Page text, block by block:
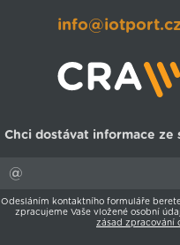
Chci dostávat informace ze
Odesláním kontaktního formuláře
zpracujeme Vaše vložené osobní
zásad zpracování